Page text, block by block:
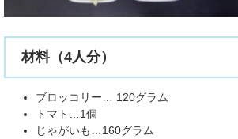
材料（4人分）
ブロッコリー… 120グラム
トマト…1個
じゃがいも…160グラム